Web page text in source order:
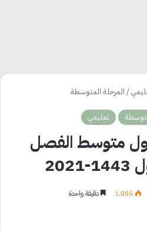
/ المرحلة المتوسطة
تعليمي
متوسط الفصل
1٬055 دقيقة واحدة